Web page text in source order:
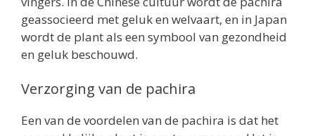
geassocieerd met geluk en welvaart, en in Japan
wordt de plant als een symbool van gezondheid
en geluk beschouwd.
Verzorging van de pachira
Een van de voordelen van de pachira is dat het